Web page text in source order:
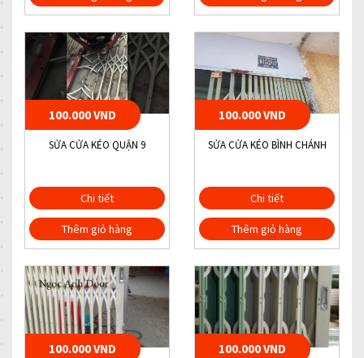
100.000 VND
SỬA CỬA KÉO QUẬN 9
Chi tiết
Thêm giỏ hàng
100.000 VND
SỬA CỬA KÉO BÌNH CHÁNH
Chi tiết
Thêm giỏ hàng
100.000 VND 100.000 VND